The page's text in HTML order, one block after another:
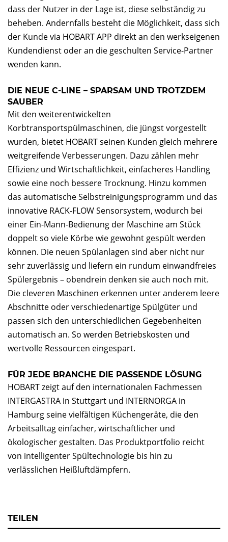
dass der Nutzer in der Lage ist, diese selbständig zu
beheben. Andernfalls besteht die Möglichkeit, dass sich
der Kunde via HOBART APP direkt an den werkseigenen
Kundendienst oder an die geschulten Service-Partner
wenden kann.
DIE NEUE C-LINE – SPARSAM UND TROTZDEM
SAUBER
Mit den weiterentwickelten
Korbtransportspülmaschinen, die jüngst vorgestellt
wurden, bietet HOBART seinen Kunden gleich mehrere
weitgreifende Verbesserungen. Dazu zählen mehr
Effizienz und Wirtschaftlichkeit, einfacheres Handling
sowie eine noch bessere Trocknung. Hinzu kommen
das automatische Selbstreinigungsprogramm und das
innovative RACK-FLOW Sensorsystem, wodurch bei
einer Ein-Mann-Bedienung der Maschine am Stück
doppelt so viele Körbe wie gewohnt gespült werden
können. Die neuen Spülanlagen sind aber nicht nur
sehr zuverlässig und liefern ein rundum einwandfreies
Spülergebnis – obendrein denken sie auch noch mit.
Die cleveren Maschinen erkennen unter anderem leere
Abschnitte oder verschiedenartige Spülgüter und
passen sich den unterschiedlichen Gegebenheiten
automatisch an. So werden Betriebskosten und
wertvolle Ressourcen eingespart.
FÜR JEDE BRANCHE DIE PASSENDE LÖSUNG
HOBART zeigt auf den internationalen Fachmessen
INTERGASTRA in Stuttgart und INTERNORGA in
Hamburg seine vielfältigen Küchengeräte, die den
Arbeitsalltag einfacher, wirtschaftlicher und
ökologischer gestalten. Das Produktportfolio reicht
von intelligenter Spültechnologie bis hin zu
verlässlichen Heißluftdämpfern.
TEILEN